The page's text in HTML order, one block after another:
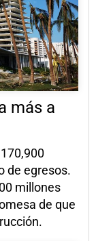
más a
de egresos.
millones
de que